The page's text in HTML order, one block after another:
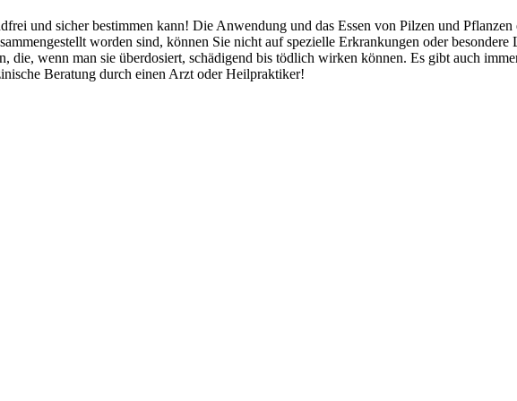
und sicher bestimmen kann! Die Anwendung und das Essen von Pilzen und
worden sind, können Sie nicht auf spezielle Erkrankungen oder
die, wenn man sie überdosiert, schädigend bis tödlich wirken können. Es gibt auch
Beratung durch einen Arzt oder Heilpraktiker!